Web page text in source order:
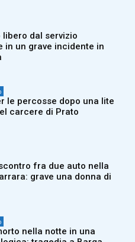
libero dal servizio
in un grave incidente in
le percosse dopo una lite
carcere di Prato
fra due auto nella
grave una donna di
nella notte in una